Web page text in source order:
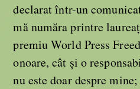
declarat într-un
mă număra printre
premiu World Press
onoare, cât și o
nu este doar despre